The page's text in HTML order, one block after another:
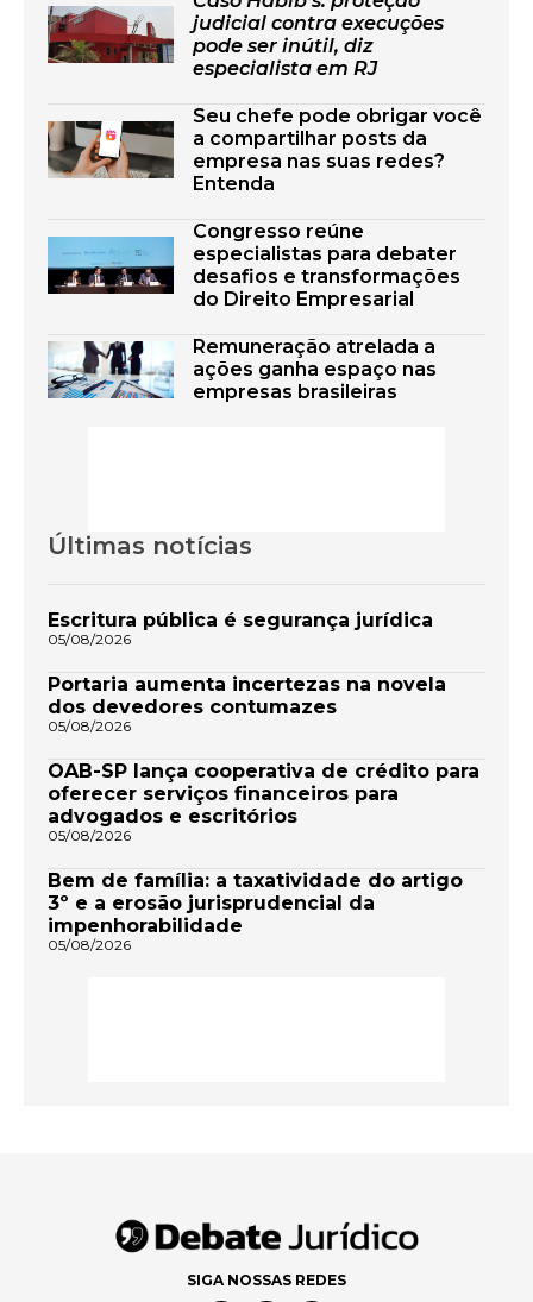
judicial contra execuções
pode ser inútil, diz
especialista em RJ
Seu chefe pode obrigar você
a compartilhar posts da
empresa nas suas redes?
Entenda
Congresso reúne
especialistas para debater
desafios e transformações
do Direito Empresarial
Remuneração atrelada a
ações ganha espaço nas
empresas brasileiras
Últimas notícias
Escritura pública é segurança jurídica
05/08/2026
Portaria aumenta incertezas na novela
dos devedores contumazes
05/08/2026
OAB-SP lança cooperativa de crédito para
oferecer serviços financeiros para
advogados e escritórios
05/08/2026
Bem de família: a taxatividade do artigo
3º e a erosão jurisprudencial da
impenhorabilidade
05/08/2026
SIGA NOSSAS REDES